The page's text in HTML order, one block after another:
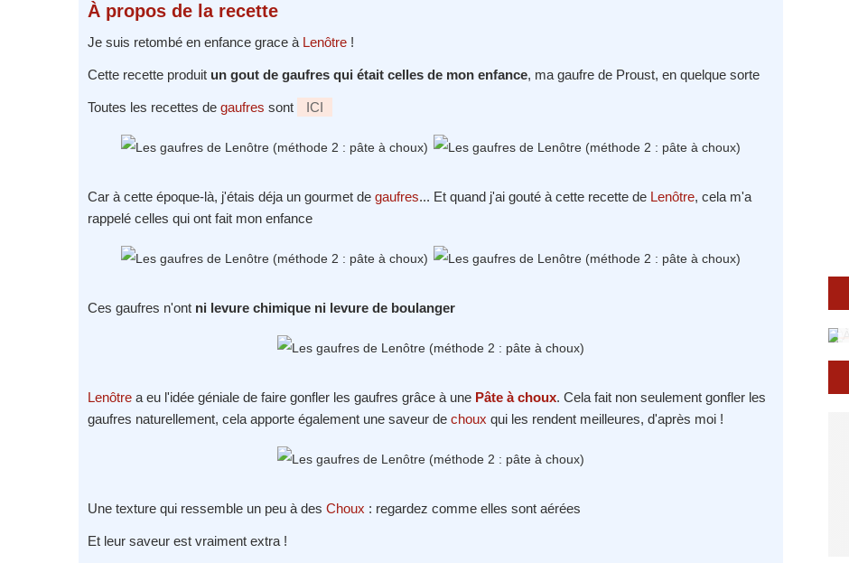
À propos de la recette
Je suis retombé en enfance grace à Lenôtre !
Cette recette produit un gout de gaufres qui était celles de mon enfance, ma gaufre de Proust, en quelque sorte
Toutes les recettes de gaufres sont ICI
Car à cette époque-là, j'étais déja un gourmet de gaufres... Et quand j'ai gouté à cette recette de Lenôtre, cela m'a
rappelé celles qui ont fait mon enfance
Ces gaufres n'ont ni levure chimique ni levure de boulanger
Lenôtre a eu l'idée géniale de faire gonfler les gaufres grâce à une Pâte à choux. Cela fait non seulement gonfler les
gaufres naturellement, cela apporte également une saveur de choux qui les rendent meilleures, d'après moi !
Une texture qui ressemble un peu à des Choux : regardez comme elles sont aérées
Et leur saveur est vraiment extra !